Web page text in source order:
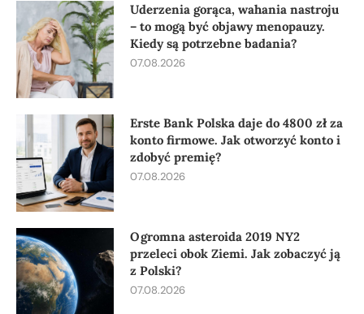
Uderzenia gorąca, wahania nastroju
– to mogą być objawy menopauzy.
Kiedy są potrzebne badania?
07.08.2026
Erste Bank Polska daje do 4800 zł za
konto firmowe. Jak otworzyć konto i
zdobyć premię?
07.08.2026
Ogromna asteroida 2019 NY2
przeleci obok Ziemi. Jak zobaczyć ją
z Polski?
07.08.2026